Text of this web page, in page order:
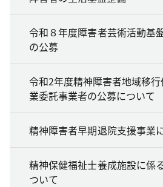
令和８年度障害者芸術活動基
の公募
令和2年度精神障害者地域移
業委託事業者の公募について
精神障害者早期退院支援事業
精神保健福祉士養成施設に係
ついて